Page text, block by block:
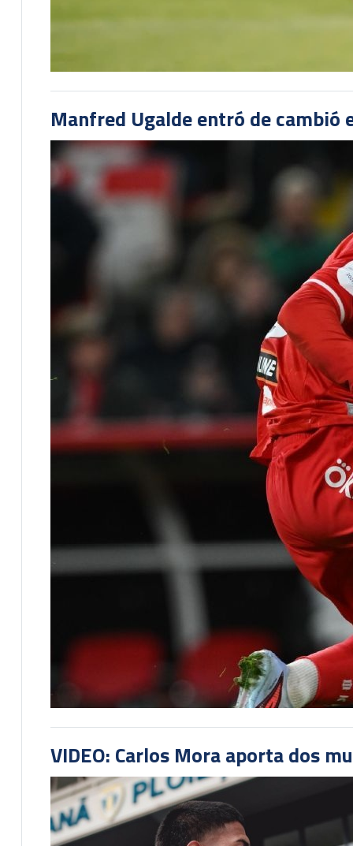
Manfred Ugalde entró de cambió
VIDEO: Carlos Mora aporta dos